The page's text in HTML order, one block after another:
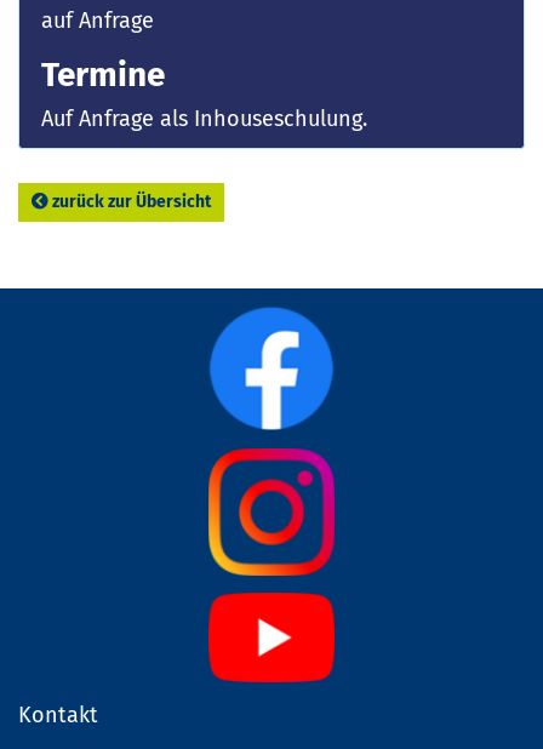
auf Anfrage
Termine
Auf Anfrage als Inhouseschulung.
zurück zur Übersicht
Kontakt